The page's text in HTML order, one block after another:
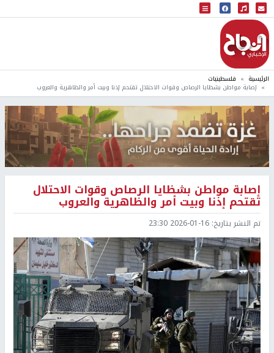
البث المباشر
إذاعة النجاح
الرئيسية فلسطينيات
إصابة مواطن بشظايا الرصاص وقوات الاحتلال تقتحم إذنا وبيت أمر والظاهرية والعروب
إصابة مواطن بشظايا الرصاص وقوات الاحتلال
تقتحم إذنا وبيت أمر والظاهرية والعروب
تم النشر بتاريخ: 2026-01-16 23:30